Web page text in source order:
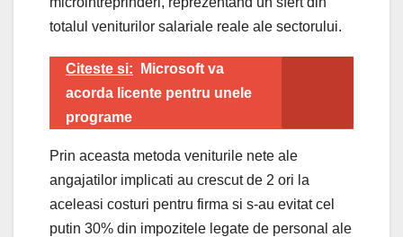
totalul veniturilor salariale reale ale sectorului.
Citeste si:
Microsoft va
acorda licente pentru unele
programe
Prin aceasta metoda veniturile nete ale
angajatilor implicati au crescut de 2 ori la
aceleasi costuri pentru firma si s-au evitat cel
putin 30% din impozitele legate de personal ale